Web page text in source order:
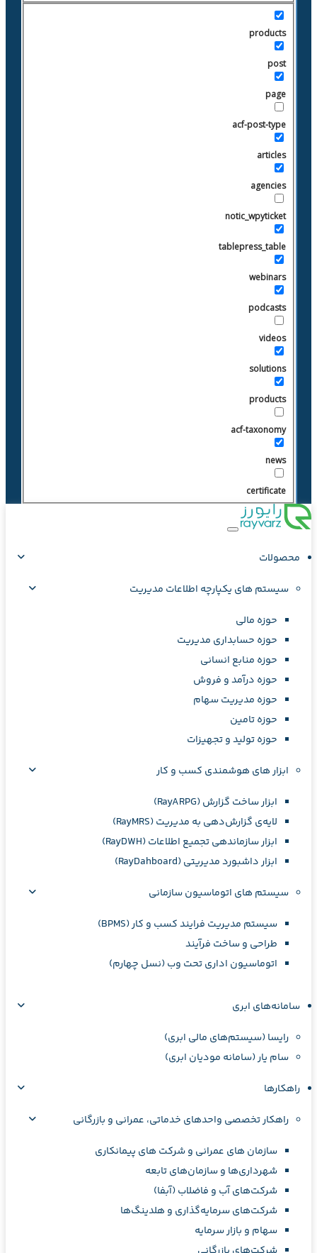
products
post
page
acf-post-type
articles
agencies
notic_wpyticket
tablepress_table
webinars
podcasts
videos
solutions
products
acf-taxonomy
news
certificate
محصولات
سیستم های یکپارچه اطلاعات مدیریت
حوزه مالی
حوزه حسابداری مدیریت
حوزه منابع انسانی
حوزه درآمد و فروش
حوزه مدیریت سهام
حوزه تامین
حوزه تولید و تجهیزات
ابزار های هوشمندی کسب و کار
ابزار ساخت گزارش (RayARPG)
لایه‌ی گزارش‌دهي به مديريت (RayMRS)
ابزار سازماندهی تجمیع اطلاعات (RayDWH)
ابزار داشبورد مدیریتی (RayDahboard)
سیستم های اتوماسیون سازمانی
سیستم مدیریت فرایند کسب و کار (BPMS)
طراحی و ساخت فرآیند
اتوماسیون اداری تحت وب (نسل چهارم)
سامانه‌های ابری
رایسا (سیستم‌های مالی ابری)
سام یار (سامانه مودیان ابری)
راهکارها
راهکار تخصصی واحدهای خدماتی، عمرانی و بازرگانی
سازمان های عمرانی و شرکت های پیمانکاری
شهرداری‌ها و سازمان‌های تابعه
شرکت‌های آب و فاضلاب (آبفا)
شرکت‌های سرمایه‌گذاری و هلدینگ‌ها
سهام و بازار سرمایه